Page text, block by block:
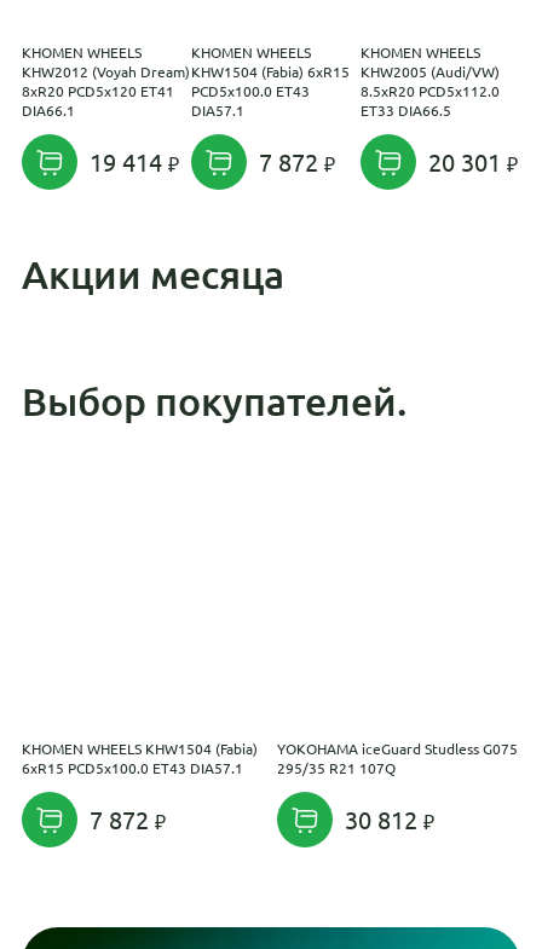
KHOMEN WHEELS
KHW2012 (Voyah Dream)
8xR20 PCD5x120 ET41
DIA66.1
19 414
KHOMEN WHEELS
KHW1504 (Fabia) 6xR15
PCD5x100.0 ET43
DIA57.1
7 872
KHOMEN WHEELS
KHW2005 (Audi/VW)
8.5xR20 PCD5x112.0
ET33 DIA66.5
20 301
Акции месяца
Выбор покупателей.
KHOMEN WHEELS KHW1504 (Fabia)
6xR15 PCD5x100.0 ET43 DIA57.1
7 872
YOKOHAMA iceGuard Studless G075
295/35 R21 107Q
30 812